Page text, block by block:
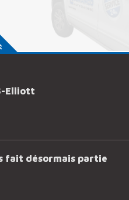
Elliott
fait désormais partie